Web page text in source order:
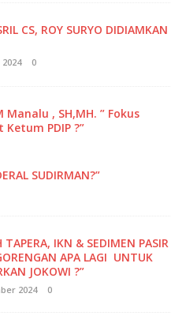
CS, ROY SURYO DIDIAMKAN
0
Manalu , SH,MH. ” Fokus
PDIP ?”
SUDIRMAN?”
TAPERA, IKN & SEDIMEN PASIR
APA LAGI UNTUK
JOKOWI ?”
2024 0